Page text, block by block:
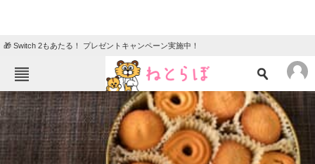
🎁 Switch 2もあたる！ プレゼントキャンペーン実施中！
ねとらぼメニュー
TOP ニュース
エンタメ クイズ